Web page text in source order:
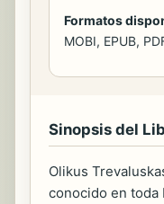
Formatos
MOBI, EPUB,
Sinopsis del
Olikus
conocido en toda